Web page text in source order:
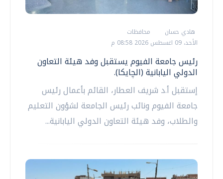
هادي حسان
محافظات
الأحد، 09 اغسطس 2026 08:58 م
رئيس جامعة الفيوم يستقبل وفد هيئة التعاون
الدولي اليابانية (الچايكا).
إستقبل أ.د شريف العطار، القائم بأعمال رئيس
جامعة الفيوم ونائب رئيس الجامعة لشؤون التعليم
والطلاب، وفد هيئة التعاون الدولي اليابانية...